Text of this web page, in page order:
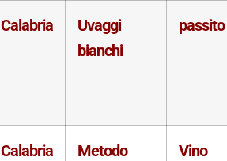
Calabria
Uvaggi
bianchi
passito
Calabria
Metodo
Vino